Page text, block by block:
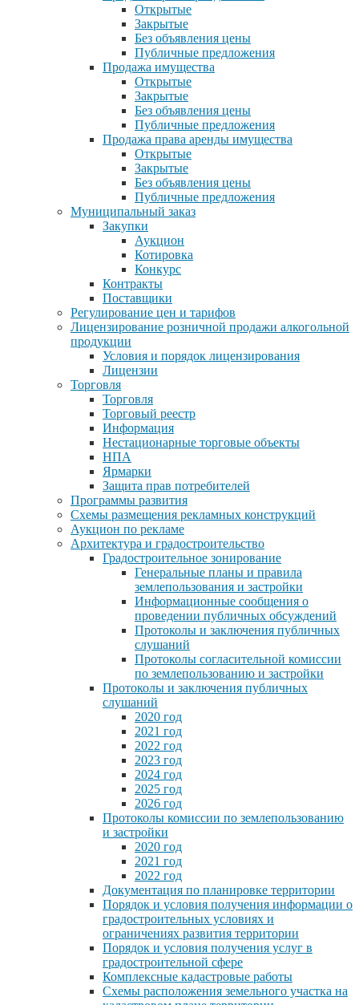
Открытые
Закрытые
Без объявления цены
Публичные предложения
Продажа имущества
Открытые
Закрытые
Без объявления цены
Публичные предложения
Продажа права аренды имущества
Открытые
Закрытые
Без объявления цены
Публичные предложения
Муниципальный заказ
Закупки
Аукцион
Котировка
Конкурс
Контракты
Поставщики
Регулирование цен и тарифов
Лицензирование розничной продажи алкогольной
продукции
Условия и порядок лицензирования
Лицензии
Торговля
Торговля
Торговый реестр
Информация
Нестационарные торговые объекты
НПА
Ярмарки
Защита прав потребителей
Программы развития
Схемы размещения рекламных конструкций
Аукцион по рекламе
Архитектура и градостроительство
Градостроительное зонирование
Генеральные планы и правила
землепользования и застройки
Информационные сообщения о
проведении публичных обсуждений
Протоколы и заключения публичных
слушаний
Протоколы согласительной комиссии
по землепользованию и застройки
Протоколы и заключения публичных
слушаний
2020 год
2021 год
2022 год
2023 год
2024 год
2025 год
2026 год
Протоколы комиссии по землепользованию
и застройки
2020 год
2021 год
2022 год
Документация по планировке территории
Порядок и условия получения информации о
градостроительных условиях и
ограничениях развития территории
Порядок и условия получения услуг в
градостроительной сфере
Комплексные кадастровые работы
Схемы расположения земельного участка на